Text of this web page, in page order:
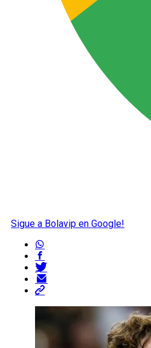
Sigue a Bolavip en Google!